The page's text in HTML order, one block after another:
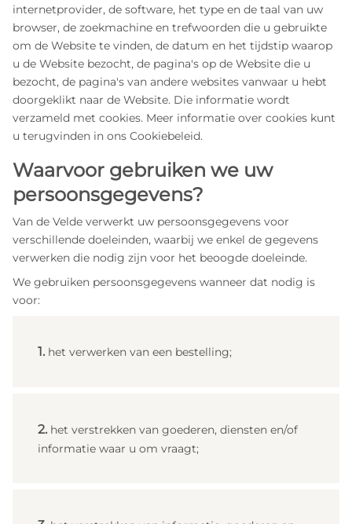
internetprovider, de software, het type en de taal van uw
browser, de zoekmachine en trefwoorden die u gebruikte
om de Website te vinden, de datum en het tijdstip waarop
u de Website bezocht, de pagina's op de Website die u
bezocht, de pagina's van andere websites vanwaar u hebt
doorgeklikt naar de Website. Die informatie wordt
verzameld met cookies. Meer informatie over cookies kunt
u terugvinden in ons Cookiebeleid.
Waarvoor gebruiken we uw
persoonsgegevens?
Van de Velde verwerkt uw persoonsgegevens voor
verschillende doeleinden, waarbij we enkel de gegevens
verwerken die nodig zijn voor het beoogde doeleinde.
We gebruiken persoonsgegevens wanneer dat nodig is
voor:
het verwerken van een bestelling;
het verstrekken van goederen, diensten en/of
informatie waar u om vraagt;